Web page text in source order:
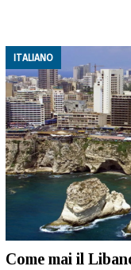
ITALIANO
Come mai il